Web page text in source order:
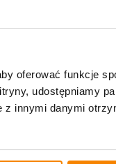
oferować funkcje
udostępniamy
innymi danymi